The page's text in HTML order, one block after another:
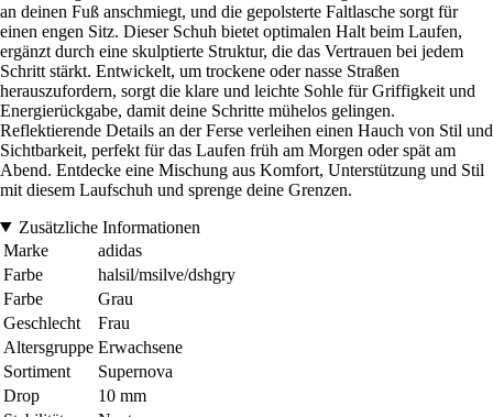
an deinen Fuß anschmiegt, und die gepolsterte Faltlasche sorgt für
einen engen Sitz. Dieser Schuh bietet optimalen Halt beim Laufen,
ergänzt durch eine skulptierte Struktur, die das Vertrauen bei jedem
Schritt stärkt. Entwickelt, um trockene oder nasse Straßen
herauszufordern, sorgt die klare und leichte Sohle für Griffigkeit und
Energierückgabe, damit deine Schritte mühelos gelingen.
Reflektierende Details an der Ferse verleihen einen Hauch von Stil und
Sichtbarkeit, perfekt für das Laufen früh am Morgen oder spät am
Abend. Entdecke eine Mischung aus Komfort, Unterstützung und Stil
mit diesem Laufschuh und sprenge deine Grenzen.
Zusätzliche Informationen
Marke
adidas
Farbe
halsil/msilve/dshgry
Farbe
Grau
Geschlecht
Frau
Altersgruppe Erwachsene
Sortiment
Supernova
Drop
10 mm